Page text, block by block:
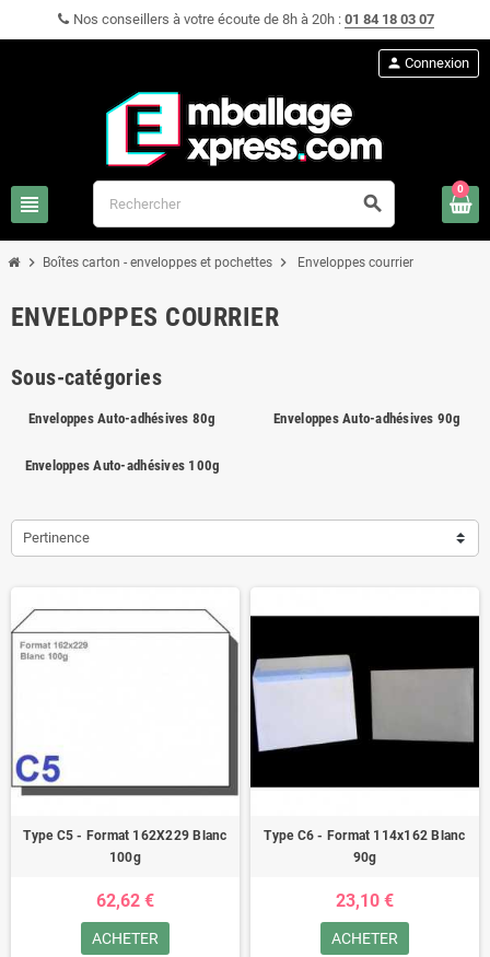
Nos conseillers à votre écoute de 8h à 20h : 01 84 18 03 07
view_headline search
person Connexion
0
chevron_right Boîtes carton - enveloppes et pochettes chevron_right Enveloppes courrier
ENVELOPPES COURRIER
Sous-catégories
Enveloppes Auto-adhésives 80g Enveloppes Auto-adhésives 90g
Enveloppes Auto-adhésives 100g
Pertinence
Type C5 - Format 162X229 Blanc
100g
62,62 €
ACHETER
Type C6 - Format 114x162 Blanc
90g
23,10 €
ACHETER